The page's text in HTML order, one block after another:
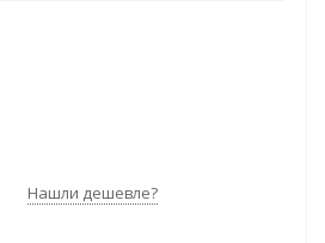
Нашли дешевле?